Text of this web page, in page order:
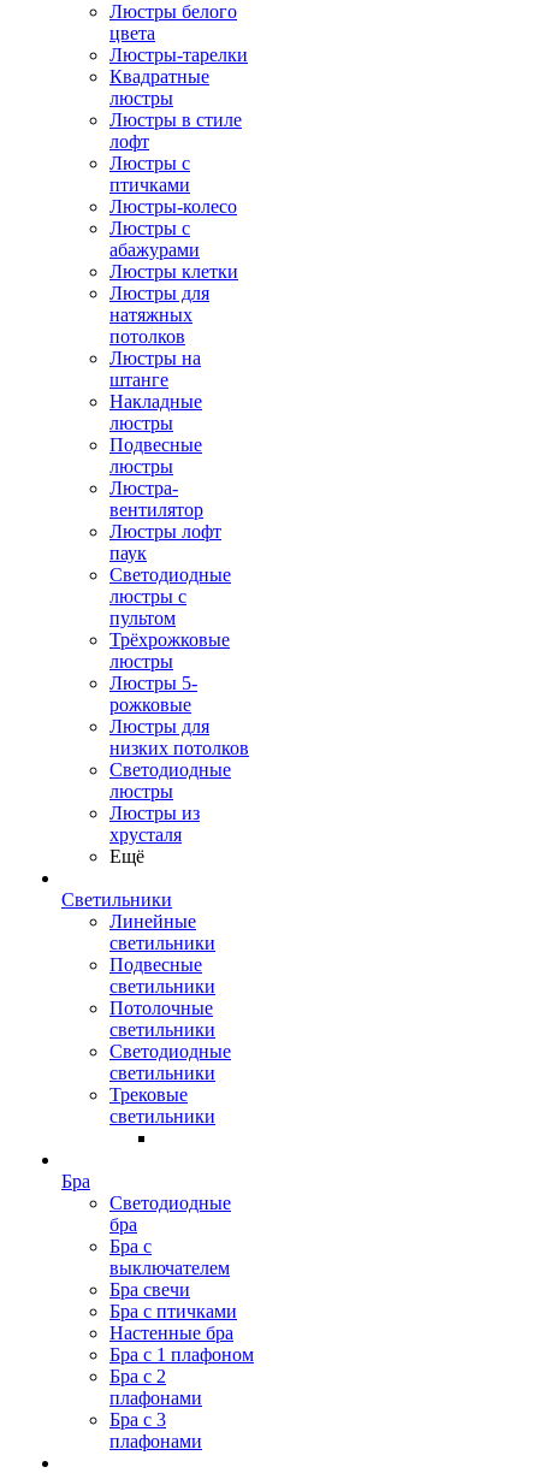
Люстры белого
цвета
Люстры-тарелки
Квадратные
люстры
Люстры в стиле
лофт
Люстры с
птичками
Люстры-колесо
Люстры с
абажурами
Люстры клетки
Люстры для
натяжных
потолков
Люстры на
штанге
Накладные
люстры
Подвесные
люстры
Люстра-
вентилятор
Люстры лофт
паук
Светодиодные
люстры с
пультом
Трёхрожковые
люстры
Люстры 5-
рожковые
Люстры для
низких потолков
Cветодиодные
люстры
Люстры из
хрусталя
Ещё
Светильники
Линейные
светильники
Подвесные
светильники
Потолочные
светильники
Светодиодные
светильники
Трековые
светильники
Бра
Светодиодные
бра
Бра с
выключателем
Бра свечи
Бра с птичками
Настенные бра
Бра с 1 плафоном
Бра с 2
плафонами
Бра с 3
плафонами